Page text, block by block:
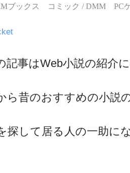
ブックス コミック / DMM PC
記事はWeb小説の紹介に
ら昔のおすすめの小説
探して居る人の一助に